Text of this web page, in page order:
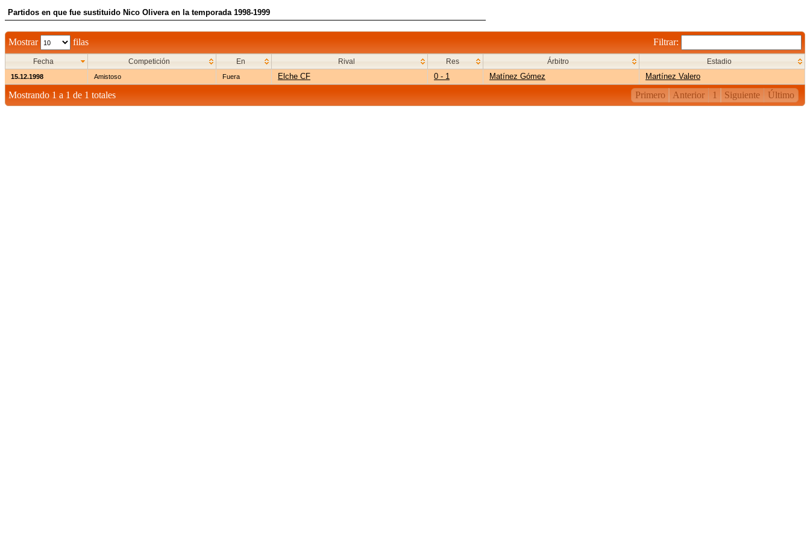
Partidos en que fue sustituido Nico Olivera en la temporada 1998-1999
Mostrar filas Filtrar:
Fecha Competición En Rival Res Árbitro Estadio
15.12.1998 Amistoso Fuera Elche CF 0 - 1 Matínez Gómez Martínez Valero
Mostrando 1 a 1 de 1 totales Primero Anterior 1 Siguiente Último